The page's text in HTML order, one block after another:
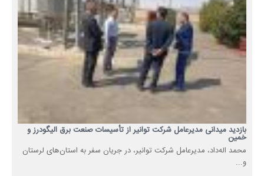
بازدید میدانی مدیرعامل شرکت توانیر از تأسیسات صنعت برق الیگودرز و
خمین
محمد اله‌داد، مدیرعامل شرکت توانیر، در جریان سفر به استان‌های لرستان
و...